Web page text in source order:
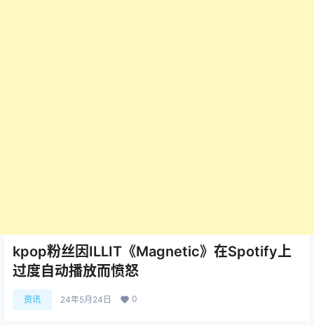
kpop粉丝因ILLIT《Magnetic》在Spotify上
过度自动播放而愤怒
资讯 24年5月24日 0